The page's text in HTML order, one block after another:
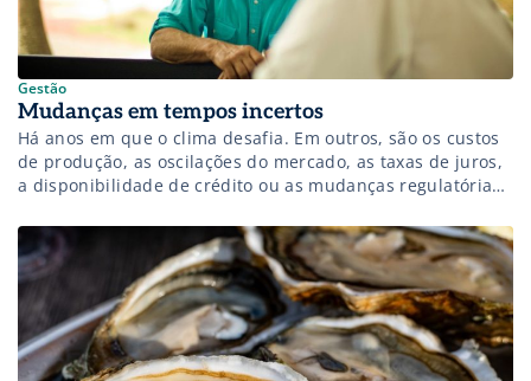
Gestão
Mudanças em tempos incertos
Há anos em que o clima desafia. Em outros, são os custos
de produção, as oscilações do mercado, as taxas de juros,
a disponibilidade de crédito ou as mudanças regulatórias
rural, da indústria e dos envolvidos no Agro. A verdade é
que o agronegócio sempre […]